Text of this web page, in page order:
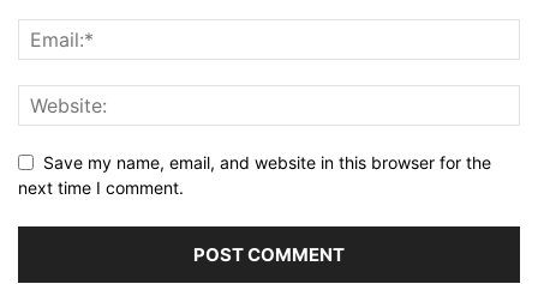
Save my name, email, and website in this browser for the
next time I comment.